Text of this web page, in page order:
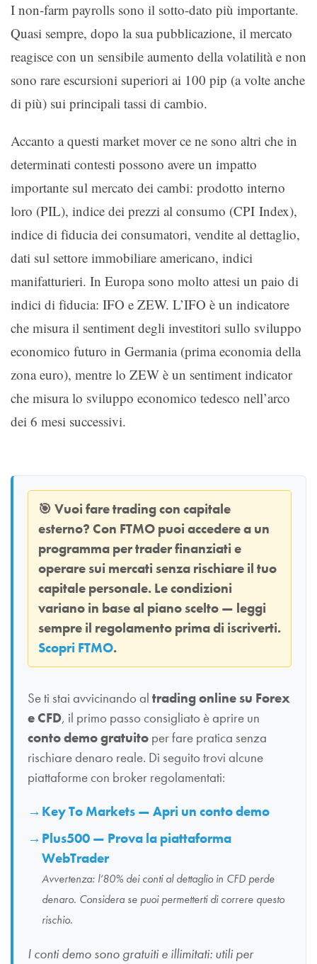
I non-farm payrolls sono il sotto-dato più importante.
Quasi sempre, dopo la sua pubblicazione, il mercato
reagisce con un sensibile aumento della volatilità e non
sono rare escursioni superiori ai 100 pip (a volte anche
di più) sui principali tassi di cambio.
Accanto a questi market mover ce ne sono altri che in
determinati contesti possono avere un impatto
importante sul mercato dei cambi: prodotto interno
loro (PIL), indice dei prezzi al consumo (CPI Index),
indice di fiducia dei consumatori, vendite al dettaglio,
dati sul settore immobiliare americano, indici
manifatturieri. In Europa sono molto attesi un paio di
indici di fiducia: IFO e ZEW. L’IFO è un indicatore
che misura il sentiment degli investitori sullo sviluppo
economico futuro in Germania (prima economia della
zona euro), mentre lo ZEW è un sentiment indicator
che misura lo sviluppo economico tedesco nell’arco
dei 6 mesi successivi.
🎯 Vuoi fare trading con capitale
esterno? Con FTMO puoi accedere a un
programma per trader finanziati e
operare sui mercati senza rischiare il tuo
capitale personale. Le condizioni
variano in base al piano scelto — leggi
sempre il regolamento prima di iscriverti.
Scopri FTMO.
Se ti stai avvicinando al trading online su Forex
e CFD, il primo passo consigliato è aprire un
conto demo gratuito per fare pratica senza
rischiare denaro reale. Di seguito trovi alcune
piattaforme con broker regolamentati:
Key To Markets — Apri un conto demo
Plus500 — Prova la piattaforma
WebTrader
Avvertenza: l’80% dei conti al dettaglio in CFD perde
denaro. Considera se puoi permetterti di correre questo
rischio.
I conti demo sono gratuiti e illimitati: utili per